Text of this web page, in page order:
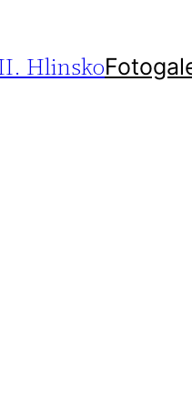
Hlinsko